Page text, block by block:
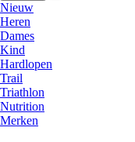
Nieuw
Heren
Dames
Kind
Hardlopen
Trail
Triathlon
Nutrition
Merken